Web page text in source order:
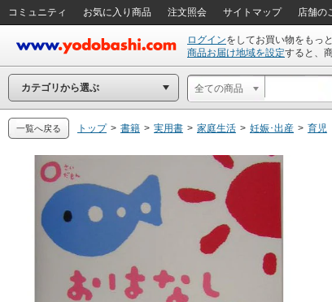
コミュニティ お気に入り商品 注文照会 サイトマップ 店舗の
ログインをしてお買い物をもっ
商品お届け地域を設定すると、
カテゴリから選ぶ 全ての商品
一覧へ戻る トップ > 書籍 > 実用書 > 家庭生活 > 妊娠･出産 > 育児